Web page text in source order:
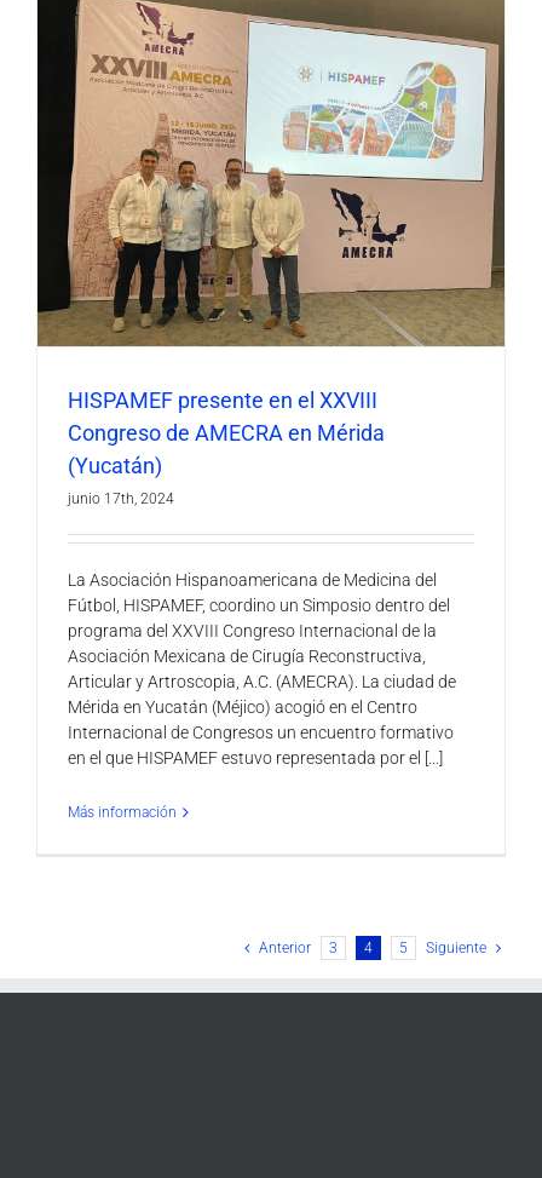
HISPAMEF presente en el XXVIII
Congreso de AMECRA en Mérida
(Yucatán)
junio 17th, 2024
La Asociación Hispanoamericana de Medicina del
Fútbol, HISPAMEF, coordino un Simposio dentro del
programa del XXVIII Congreso Internacional de la
Asociación Mexicana de Cirugía Reconstructiva,
Articular y Artroscopia, A.C. (AMECRA). La ciudad de
Mérida en Yucatán (Méjico) acogió en el Centro
Internacional de Congresos un encuentro formativo
en el que HISPAMEF estuvo representada por el [...]
Más información
Anterior 3 4 5 Siguiente